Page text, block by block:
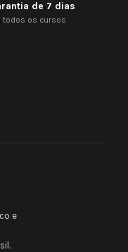
de 7 dias
todos os cursos
e